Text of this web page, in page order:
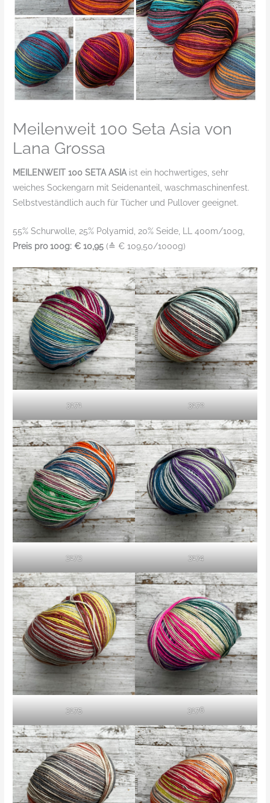
Meilenweit 100 Seta Asia von
Lana Grossa
MEILENWEIT 100 SETA ASIAist ein hochwertiges, sehr
weiches Sockengarn mit Seidenanteil, waschmaschinenfest.
Selbstveständlich auch für Tücher und Pullover geeignet.
55% Schurwolle, 25% Polyamid, 20% Seide, LL 400m/100g,
Preis pro 100g: € 10,95 (≙ € 109,50/1000g)
3171 3172
3173 3174
3175 3176